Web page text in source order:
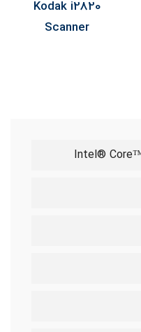
Kodak E1040
Scanner
Intel® Core™